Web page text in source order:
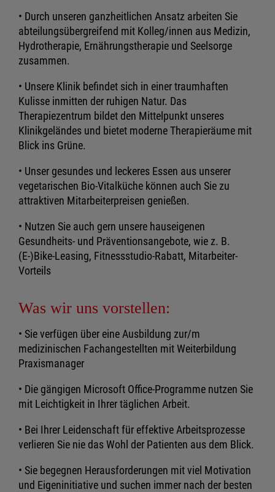
• Durch unseren ganzheitlichen Ansatz arbeiten Sie
abteilungsübergreifend mit Kolleg/innen aus Medizin,
Hydrotherapie, Ernährungstherapie und Seelsorge
zusammen.
• Unsere Klinik befindet sich in einer traumhaften
Kulisse inmitten der ruhigen Natur. Das
Therapiezentrum bildet den Mittelpunkt unseres
Klinikgeländes und bietet moderne Therapieräume mit
Blick ins Grüne.
• Unser gesundes und leckeres Essen aus unserer
vegetarischen Bio-Vitalküche können auch Sie zu
attraktiven Mitarbeiterpreisen genießen.
• Nutzen Sie auch gern unsere hauseigenen
Gesundheits- und Präventionsangebote, wie z. B.
(E-)Bike-Leasing, Fitnessstudio-Rabatt, Mitarbeiter-
Vorteils
Was wir uns vorstellen:
• Sie verfügen über eine Ausbildung zur/m
medizinischen Fachangestellten mit Weiterbildung
Praxismanager
• Die gängigen Microsoft Office-Programme nutzen Sie
mit Leichtigkeit in Ihrer täglichen Arbeit.
• Bei Ihrer Leidenschaft für effektive Arbeitsprozesse
verlieren Sie nie das Wohl der Patienten aus dem Blick.
• Sie begegnen Herausforderungen mit viel Motivation
und Eigeninitiative und suchen immer nach der besten